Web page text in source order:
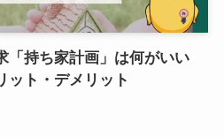
「持ち家計画」は何がいい
ット・デメリット